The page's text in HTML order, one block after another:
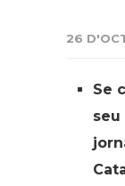
26
Se
seu